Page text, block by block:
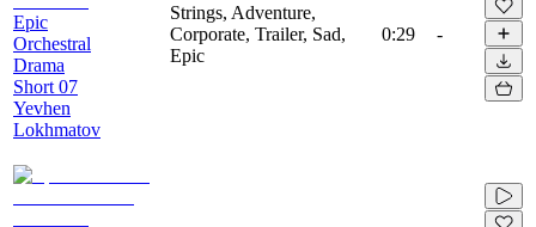
Epic
Orchestral
Drama
Short 07
Yevhen
Lokhmatov
Strings, Adventure,
Corporate, Trailer, Sad,
Epic
0:29 -